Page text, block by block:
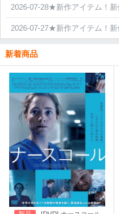
2026-07-28★新作アイテム！
2026-07-27★新作アイテム！
新着商品